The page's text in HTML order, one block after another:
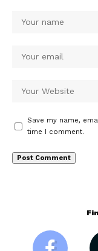
Save my name,
time I comment.